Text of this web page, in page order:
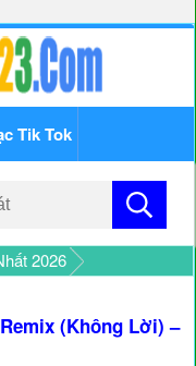
Tik Tok
2026
(Không Lời) –